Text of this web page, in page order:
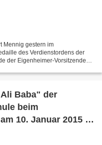
Mennig gestern im
des Verdienstordens der
der Eigenheimer-Vorsitzende
Baba" der
beim
10. Januar 2015 in